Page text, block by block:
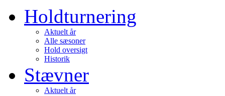
Holdturnering
Aktuelt år
Alle sæsoner
Hold oversigt
Historik
Stævner
Aktuelt år